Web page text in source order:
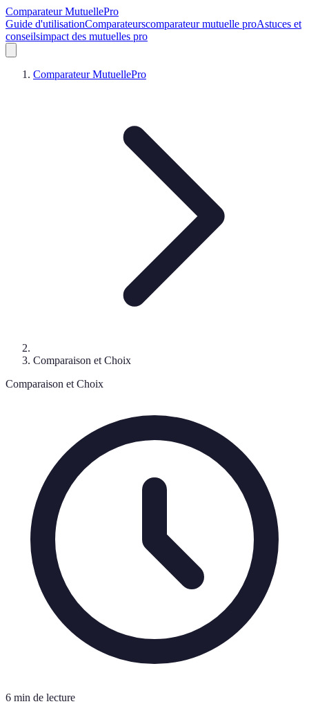
Comparateur MutuellePro
Guide d'utilisationComparateurscomparateur mutuelle proAstuces et
conseilsimpact des mutuelles pro
Comparateur MutuellePro
Comparaison et Choix
Comparaison et Choix
6 min de lecture